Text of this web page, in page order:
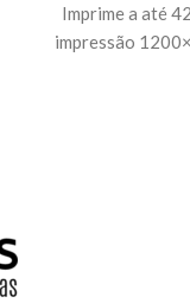
Imprime a até
impressão